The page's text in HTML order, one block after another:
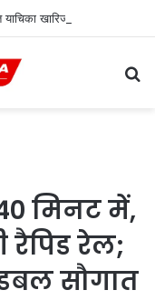
खारिज
मिनट में,
रैपिड रेल;
सौगात